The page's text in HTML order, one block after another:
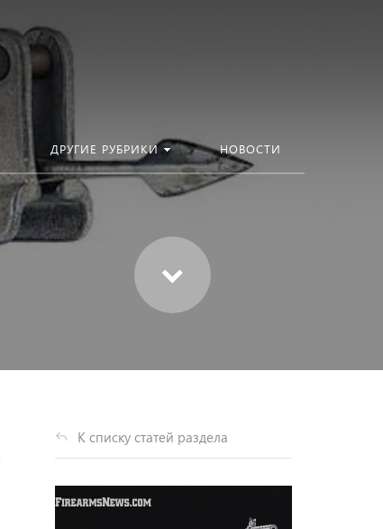
ДРУГИЕ РУБРИКИ НОВОСТИ
К списку статей раздела